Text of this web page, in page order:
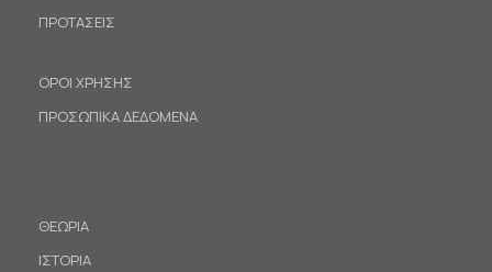
ΠΡΟΤΑΣΕΙΣ
ΟΡΟΙ ΧΡΗΣΗΣ
ΠΡΟΣΩΠΙΚΑ ΔΕΔΟΜΕΝΑ
ΘΕΩΡΙΑ
ΙΣΤΟΡΙΑ